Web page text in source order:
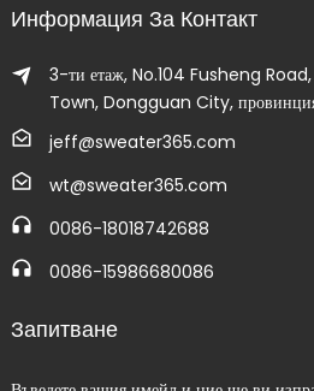
Информация За Контакт
3-ти етаж, No.104 Fusheng
Town, Dongguan City,
jeff@sweater365.com
wt@sweater365.com
0086-18018742688
0086-15986680086
Запитване